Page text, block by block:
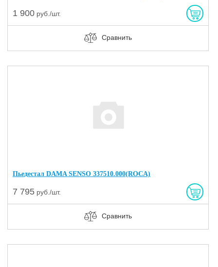
1 900 руб./шт.
Сравнить
Пьедестал DAMA SENSO 337510.000(ROCA)
7 795 руб./шт.
Сравнить